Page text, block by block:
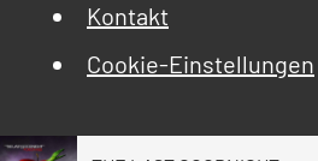
Kontakt
Cookie-Einstellungen